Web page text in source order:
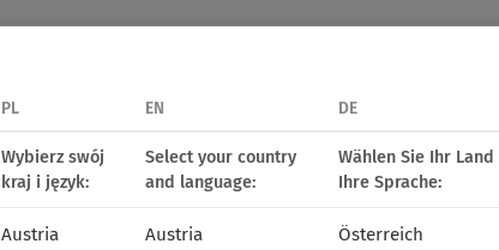
PL EN DE
Wybierz swój
kraj i język:
Select your country
and language:
Wählen Sie Ihr Land
Ihre Sprache:
Austria Austria Österreich